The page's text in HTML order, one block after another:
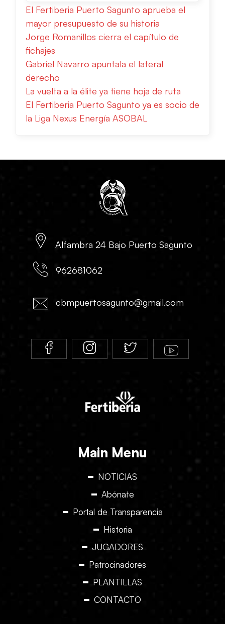
El Fertiberia Puerto Sagunto aprueba el
mayor presupuesto de su historia
Jorge Romanillos cierra el capítulo de
fichajes
Gabriel Navarro apuntala el lateral
derecho
La vuelta a la élite ya tiene hoja de ruta
El Fertiberia Puerto Sagunto ya es socio de
la Liga Nexus Energía ASOBAL
Alfambra 24 Bajo Puerto Sagunto
962681062
cbmpuertosagunto@gmail.com
Main Menu
NOTICIAS
Abónate
Portal de Transparencia
Historia
JUGADORES
Patrocinadores
PLANTILLAS
CONTACTO